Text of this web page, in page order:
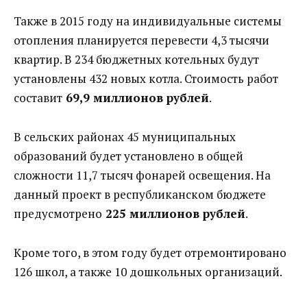
Также в 2015 году на индивидуальные системы
отопления планируется перевести 4,3 тысячи
квартир. В 234 бюджетных котельных будут
установлены 432 новых котла. Стоимость работ
составит 69,9 миллионов рублей.
В сельских районах 45 муниципальных
образований будет установлено в общей
сложности 11,7 тысяч фонарей освещения. На
данный проект в республиканском бюджете
предусмотрено 225 миллионов рублей.
Кроме того, в этом году будет отремонтировано
126 школ, а также 10 дошкольных организаций.